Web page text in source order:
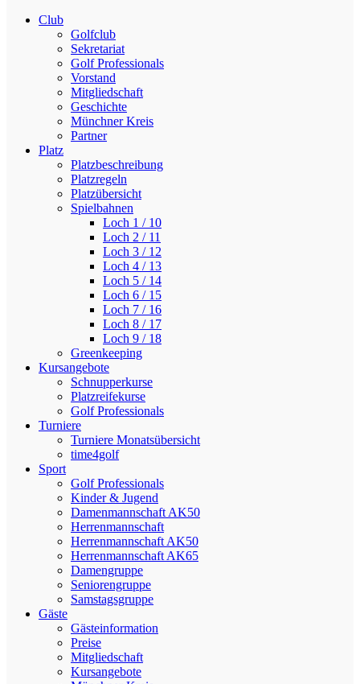
Club
Golfclub
Sekretariat
Golf Professionals
Vorstand
Mitgliedschaft
Geschichte
Münchner Kreis
Partner
Platz
Platzbeschreibung
Platzregeln
Platzübersicht
Spielbahnen
Loch 1 / 10
Loch 2 / 11
Loch 3 / 12
Loch 4 / 13
Loch 5 / 14
Loch 6 / 15
Loch 7 / 16
Loch 8 / 17
Loch 9 / 18
Greenkeeping
Kursangebote
Schnupperkurse
Platzreifekurse
Golf Professionals
Turniere
Turniere Monatsübersicht
time4golf
Sport
Golf Professionals
Kinder & Jugend
Damenmannschaft AK50
Herrenmannschaft
Herrenmannschaft AK50
Herrenmannschaft AK65
Damengruppe
Seniorengruppe
Samstagsgruppe
Gäste
Gästeinformation
Preise
Mitgliedschaft
Kursangebote